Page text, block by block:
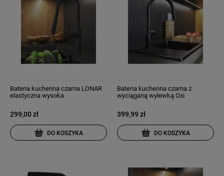
Bateria kuchenna czarna LONAR
elastyczna wysoka
299,00 zł
DO KOSZYKA
Bateria kuchenna czarna z
wyciąganą wylewką Oxi
399,99 zł
DO KOSZYKA